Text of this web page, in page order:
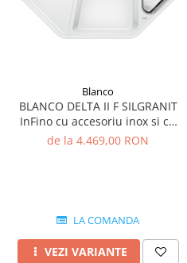
Blanco
BLANCO DELTA II F SILGRANIT
InFino cu accesoriu inox si cu
excentric
de la 4.469,00 RON
LA COMANDA
VEZI VARIANTE